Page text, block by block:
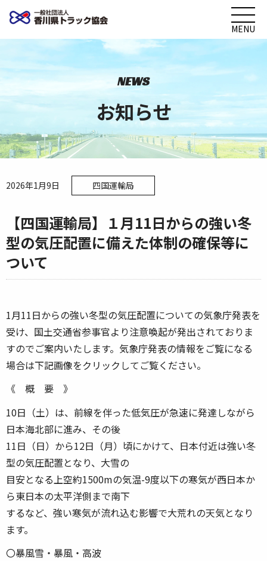
MENU
NEWS
お知らせ
2026年1月9日 四国運輸局
【四国運輸局】１月11日からの強い冬
型の気圧配置に備えた体制の確保等に
ついて
1月11日からの強い冬型の気圧配置についての気象庁発表を
受け、国土交通省参事官より注意喚起が発出されておりま
すのでご案内いたします。気象庁発表の情報をご覧になる
場合は下記画像をクリックしてご覧ください。
《 概 要 》
10日（土）は、前線を伴った低気圧が急速に発達しながら
日本海北部に進み、その後
11日（日）から12日（月）頃にかけて、日本付近は強い冬
型の気圧配置となり、大雪の
目安となる上空約1500mの気温-9度以下の寒気が西日本か
ら東日本の太平洋側まで南下
するなど、強い寒気が流れ込む影響で大荒れの天気となり
ます。
〇暴風雪・暴風・高波